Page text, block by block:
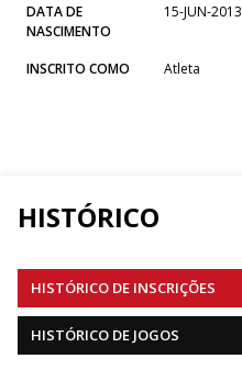
DATA DE
NASCIMENTO
15-JUN-2013
INSCRITO COMO Atleta
HISTÓRICO
HISTÓRICO DE INSCRIÇÕES
HISTÓRICO DE JOGOS